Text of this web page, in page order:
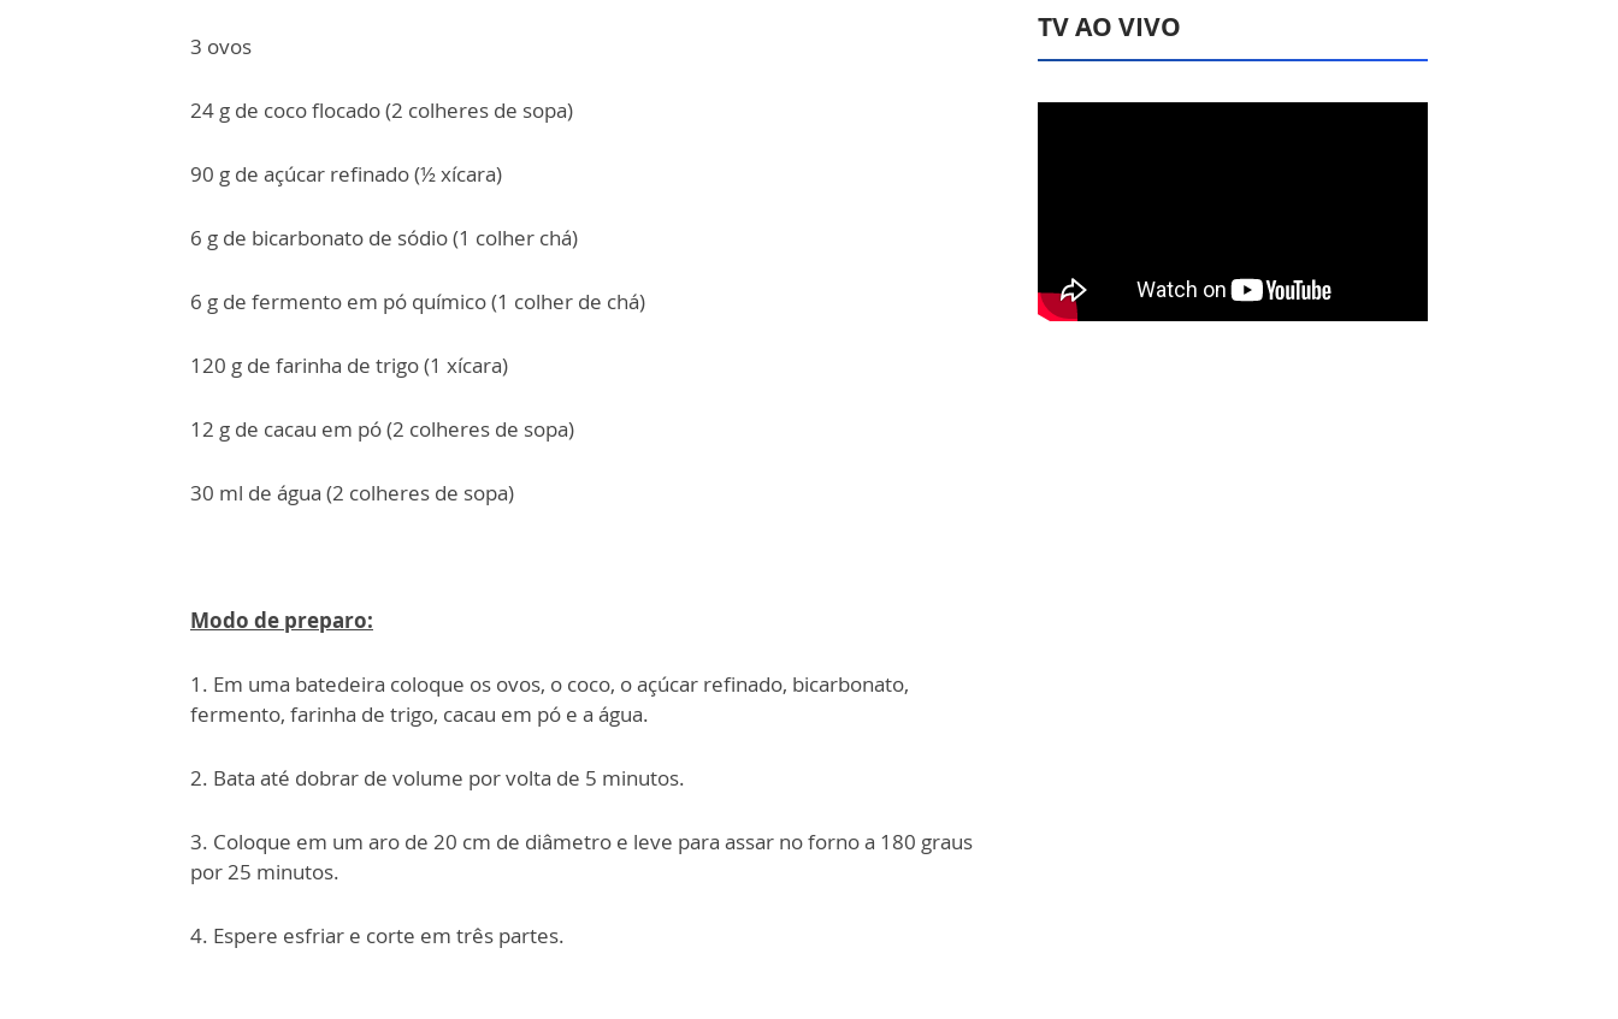
3 ovos
24 g de coco flocado (2 colheres de sopa)
90 g de açúcar refinado (½ xícara)
6 g de bicarbonato de sódio (1 colher chá)
6 g de fermento em pó químico (1 colher de chá)
120 g de farinha de trigo (1 xícara)
12 g de cacau em pó (2 colheres de sopa)
30 ml de água (2 colheres de sopa)
Modo de preparo:
1. Em uma batedeira coloque os ovos, o coco, o açúcar refinado, bicarbonato,
fermento, farinha de trigo, cacau em pó e a água.
2. Bata até dobrar de volume por volta de 5 minutos.
3. Coloque em um aro de 20 cm de diâmetro e leve para assar no forno a 180 graus
por 25 minutos.
4. Espere esfriar e corte em três partes.
TV AO VIVO